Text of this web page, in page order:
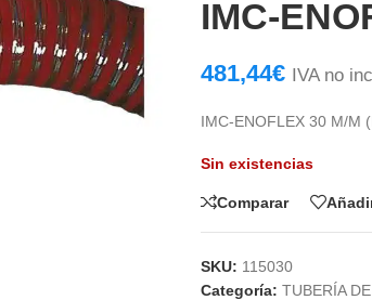
IMC-
481,44€ IVA no
IMC-ENOFLEX 30 M/M
Sin existencias
Comparar
SKU: 115030
Categoría: TUBERÍA